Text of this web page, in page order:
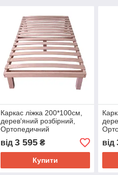
Каркас ліжка 200*100см,
дерев'яний розбірний,
Ортопедичний
односпальний каркас
100*200см, з ніжками
від 3 595₴
Купити
від